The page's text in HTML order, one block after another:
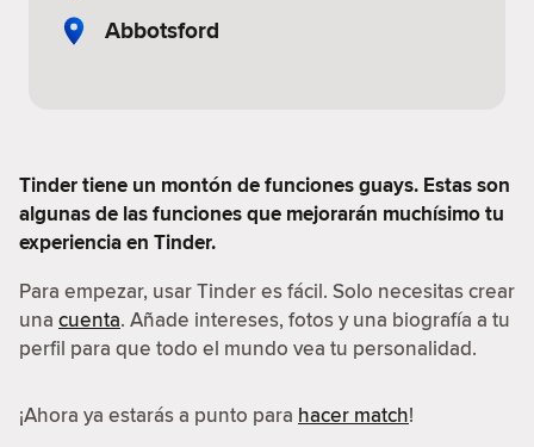
Abbotsford
Tinder tiene un montón de funciones guays. Estas son
algunas de las funciones que mejorarán muchísimo tu
experiencia en Tinder.
Para empezar, usar Tinder es fácil. Solo necesitas crear
una cuenta. Añade intereses, fotos y una biografía a tu
perfil para que todo el mundo vea tu personalidad.
¡Ahora ya estarás a punto para hacer match!